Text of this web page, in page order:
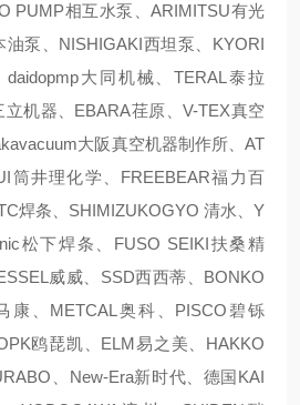
PUMP相互水泵、ARIMITSU有光
泵、NISHIGAKI西坦泵、KYORI
大同机械、TERAL泰拉
机器、EBARA荏原、V-TEX真空
大阪真空机器制作所、AT
筒井理化学、FREEBEAR福力百
焊条、SHIMIZUKOGYO 清水、Y
松下焊条、FUSO SEIKI扶桑精
威威、SSD西西蒂、BONKO
康、METCAL奥科、PISCO碧铄
鸥琵凯、ELM易之美、HAKKO
、New-Era新时代、德国KAI